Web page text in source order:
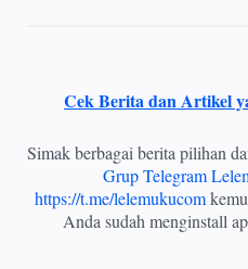
Cek Berita dan Artikel
Simak berbagai berita pilihan
Grup Telegram
https://t.me/lelemukucom
Anda sudah menginstall